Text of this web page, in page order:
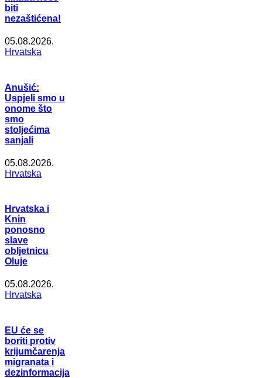
biti
nezaštićena!
05.08.2026.
Hrvatska
Anušić:
Uspjeli smo u
onome što
smo
stoljećima
sanjali
05.08.2026.
Hrvatska
Hrvatska i
Knin
ponosno
slave
obljetnicu
Oluje
05.08.2026.
Hrvatska
EU će se
boriti protiv
krijumčarenja
migranata i
dezinformacija